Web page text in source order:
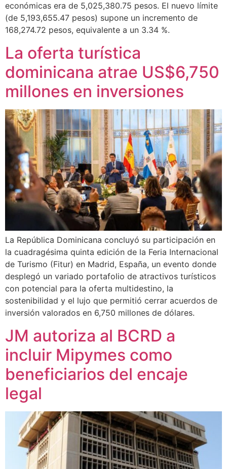
económicas era de 5,025,380.75 pesos. El nuevo límite
(de 5,193,655.47 pesos) supone un incremento de
168,274.72 pesos, equivalente a un 3.34 %.
La oferta turística
dominicana atrae US$6,750
millones en inversiones
La República Dominicana concluyó su participación en
la cuadragésima quinta edición de la Feria Internacional
de Turismo (Fitur) en Madrid, España, un evento donde
desplegó un variado portafolio de atractivos turísticos
con potencial para la oferta multidestino, la
sostenibilidad y el lujo que permitió cerrar acuerdos de
inversión valorados en 6,750 millones de dólares.
JM autoriza al BCRD a
incluir Mipymes como
beneficiarios del encaje
legal